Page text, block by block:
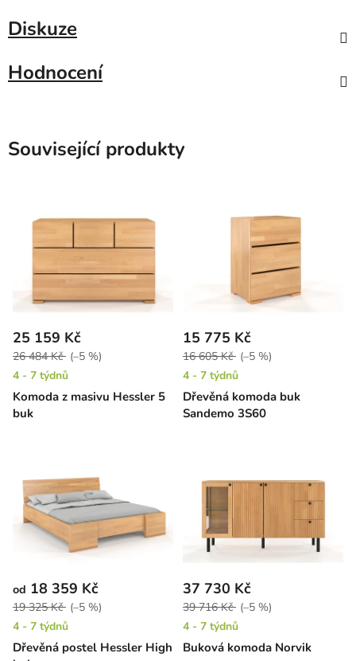
Diskuze
Hodnocení
Související produkty
Komoda z masivu Hessler 5
buk
25 159 Kč
26 484 Kč (–5 %)
4 - 7 týdnů
Dřevěná komoda buk
Sandemo 3S60
15 775 Kč
16 605 Kč (–5 %)
4 - 7 týdnů
Dřevěná postel Hessler High
od 18 359 Kč
19 325 Kč (–5 %)
4 - 7 týdnů
Buková komoda Norvik
37 730 Kč
39 716 Kč (–5 %)
4 - 7 týdnů